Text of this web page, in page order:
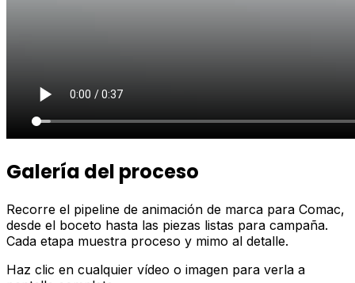
Galería del proceso
Recorre el pipeline de animación de marca para Comac,
desde el boceto hasta las piezas listas para campaña.
Cada etapa muestra proceso y mimo al detalle.
Haz clic en cualquier vídeo o imagen para verla a